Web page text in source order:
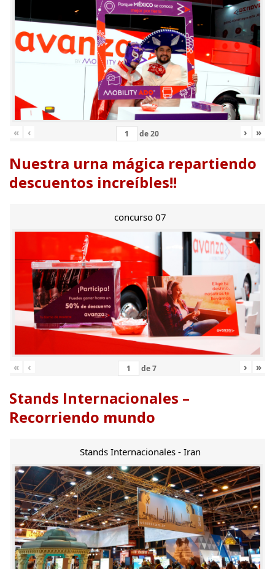
« ‹ de20 › »
Nuestra urna mágica repartiendo
descuentos increíbles!!
concurso 07
« ‹ de7 › »
Stands Internacionales –
Recorriendo mundo
Stands Internacionales - Iran